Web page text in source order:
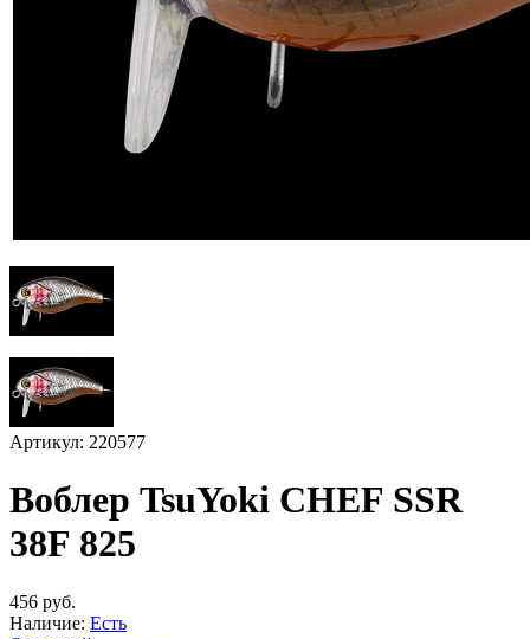
Артикул: 220577
Воблер TsuYoki CHEF SSR
38F 825
456 руб.
Наличие: Есть